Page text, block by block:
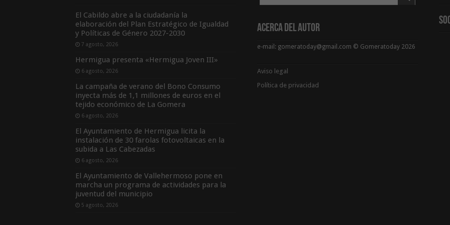
El Cabildo abre a la ciudadanía la
elaboración del Plan Estratégico de Igualdad
y Políticas de Género 2027-2030
7 agosto, 2026
Hermigua presenta «Hermigua Joven III»
6 agosto, 2026
La campaña de verano del Bono Consumo
inyecta más de 1,1 millones de euros en el
tejido económico de La Gomera
6 agosto, 2026
El Ayuntamiento de Hermigua licita la
instalación de 30 farolas fotovoltaicas en la
subida a Las Cabezadas
6 agosto, 2026
El Ayuntamiento de Vallehermoso pone en
marcha un programa de actividades para la
juventud del municipio
5 agosto, 2026
Acerca del Autor
e-mail: gomeratoday@gmail.com © Gomeratoday 2026
Aviso legal
Política de privacidad